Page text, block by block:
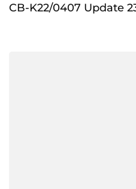
CB-K22/0407 Update